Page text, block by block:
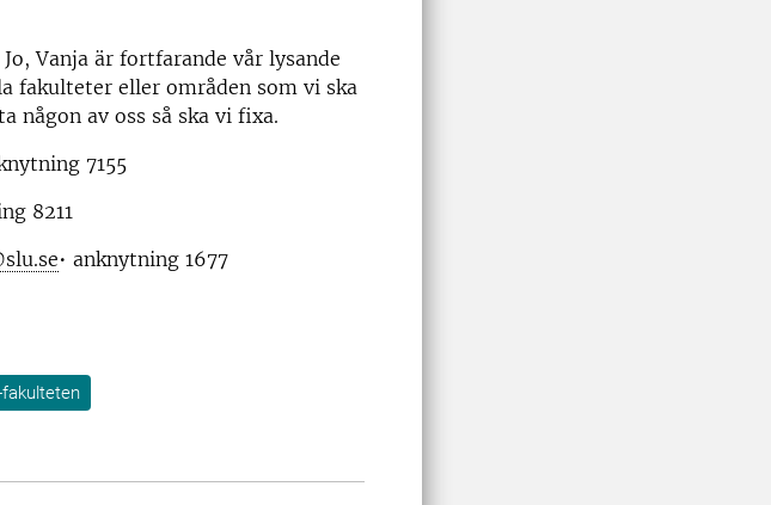
Vanja är fortfarande vår lysande
fakulteter eller områden som vi ska
någon av oss så ska vi fixa.
7155
8211
• anknytning 1677
fakulteten